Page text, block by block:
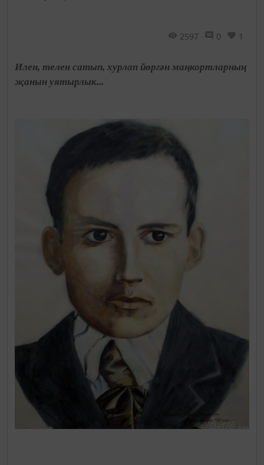
2597 0 1
Илен, телен сатып, хурлап йөргән маңкортларның
җанын уятырлык...